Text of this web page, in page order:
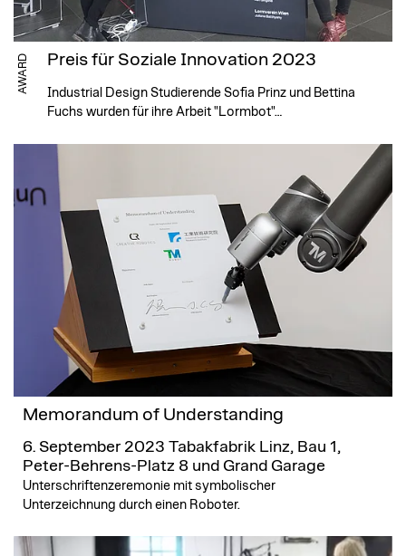
AWARD Preis für Soziale Innovation 2023
Industrial Design Studierende Sofia Prinz und Bettina
Fuchs wurden für ihre Arbeit "Lormbot"…
Memorandum of Understanding
6. September 2023 Tabakfabrik Linz, Bau 1,
Peter-Behrens-Platz 8 und Grand Garage
Unterschriftenzeremonie mit symbolischer
Unterzeichnung durch einen Roboter.